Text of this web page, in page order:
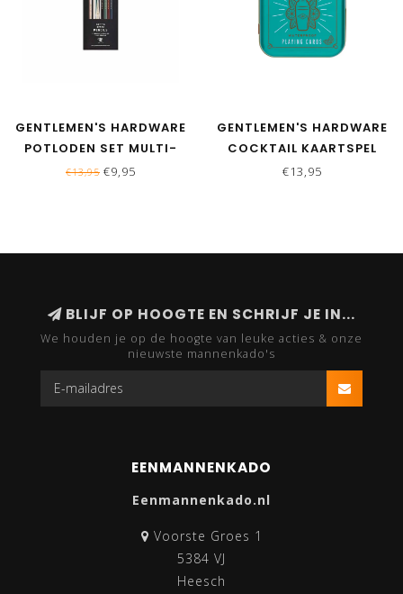
GENTLEMEN'S HARDWARE
POTLODEN SET MULTI-
USE
€13,95 €9,95
GENTLEMEN'S HARDWARE
COCKTAIL KAARTSPEL
€13,95
BLIJF OP HOOGTE EN SCHRIJF JE IN...
We houden je op de hoogte van leuke acties & onze
nieuwste mannenkado's
EENMANNENKADO
Eenmannenkado.nl
Voorste Groes 1
5384 VJ
Heesch